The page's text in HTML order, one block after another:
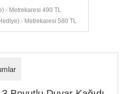
- Metrekaresi 490 TL
- Metrekaresi 580 TL